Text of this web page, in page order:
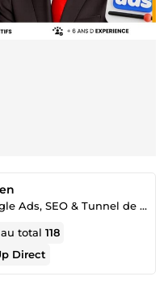
Expert WordPress, Google Ads, SEO & Tunnel de vente
au total118
Direct